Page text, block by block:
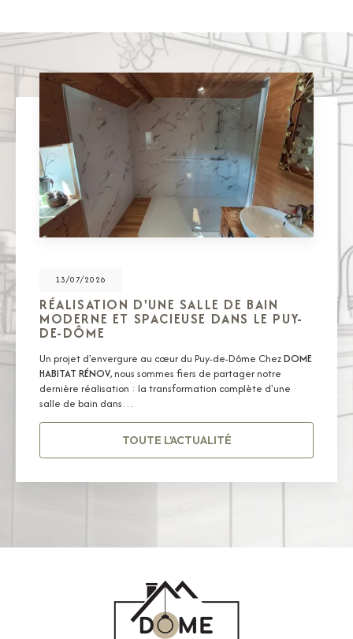
13/07/2026
RÉALISATION D'UNE SALLE DE BAIN
MODERNE ET SPACIEUSE DANS LE PUY-
DE-DÔME
Un projet d'envergure au cœur du Puy-de-Dôme ChezDOME
HABITAT RÉNOV, nous sommes fiers de partager notre
dernière réalisation : la transformation complète d'une
salle de bain dans…
TOUTE L'ACTUALITÉ